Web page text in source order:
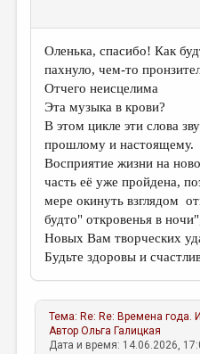
Оленька, спасибо! Как
пахнуло, чем-то
Отчего неисцелима
Эта музыка в крови?
В этом цикле эти слова
прошлому и настоящему.
Восприятие жизни на
часть её уже пройдена,
мере окинуть взглядом
будто" откровенья в
Новых Вам творческих
Будьте здоровы и
Тема: Re: Re: Времена года.
АвторОльга Галицкая
Дата и время: 14.06.2026,